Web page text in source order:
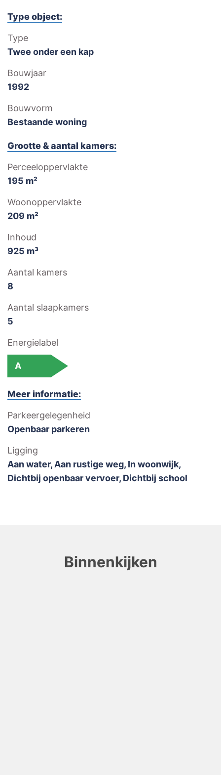
Type object:
Type
Twee onder een kap
Bouwjaar
1992
Bouwvorm
Bestaande woning
Grootte & aantal kamers:
Perceeloppervlakte
195 m²
Woonoppervlakte
209 m²
Inhoud
925 m³
Aantal kamers
8
Aantal slaapkamers
5
Energielabel
A
Meer informatie:
Parkeergelegenheid
Openbaar parkeren
Ligging
Aan water, Aan rustige weg, In woonwijk,
Dichtbij openbaar vervoer, Dichtbij school
Binnenkijken